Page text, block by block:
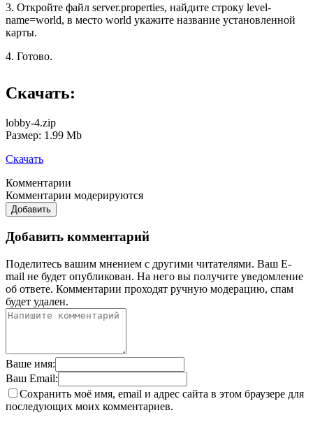
3. Откройте файл server.properties, найдите строку level-
name=world, в место world укажите название установленной
карты.
4. Готово.
Скачать:
lobby-4.zip
Размер: 1.99 Mb
Скачать
Комментарии
Комментарии модерируются
Добавить
Добавить комментарий
Поделитесь вашим мнением с другими читателями. Ваш E-
mail не будет опубликован. На него вы получите уведомление
об ответе. Комментарии проходят ручную модерацию, спам
будет удален.
Ваше имя:
Ваш Email:
Сохранить моё имя, email и адрес сайта в этом браузере для
последующих моих комментариев.